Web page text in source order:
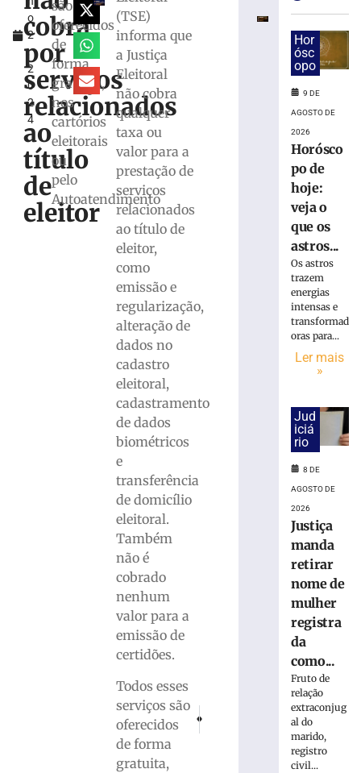
o
2
,
2
0
2
4
cobra
por
serviços
relacionados
ao
título
de
eleitor
são
oferecidos
de
forma
gratuita,
nos
cartórios
eleitorais
ou
pelo
Autoatendimento
(TSE)
informa que
a Justiça
Eleitoral
não cobra
qualquer
taxa ou
valor para a
prestação de
serviços
relacionados
ao título de
eleitor,
como
emissão e
regularização,
alteração de
dados no
cadastro
eleitoral,
cadastramento
de dados
biométricos
e
transferência
de domicílio
eleitoral.
Também
não é
cobrado
nenhum
valor para a
emissão de
certidões.
Todos esses
serviços são
oferecidos
de forma
gratuita,
Brusque lança programa
PRÓXIMO
Adolescente é esfaqueado dentro de
o
astros
reservam
09/08
conselho
monitorar
eleições
TRE-
realiza
distribuição
18.860
urnas
eletrônicas
Hor
ósc
opo
9 DE
AGOSTO DE
2026
Horósco
po de
hoje:
veja o
que os
astros...
Os astros
trazem
energias
intensas e
transformad
oras para...
Ler mais
»
Jud
iciá
rio
8 DE
AGOSTO DE
2026
Justiça
manda
retirar
nome de
mulher
registra
da
como...
Fruto de
relação
extraconjug
al do
marido,
registro
civil...